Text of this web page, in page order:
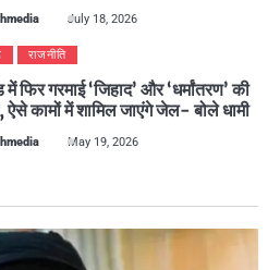
July 18, 2026
राजनीति
फिर गरमाई ‘जिहाद’ और ‘धर्मांतरण’ की
ऐसे कामों में शामिल जाएंगे जेल- बोले धामी
May 19, 2026